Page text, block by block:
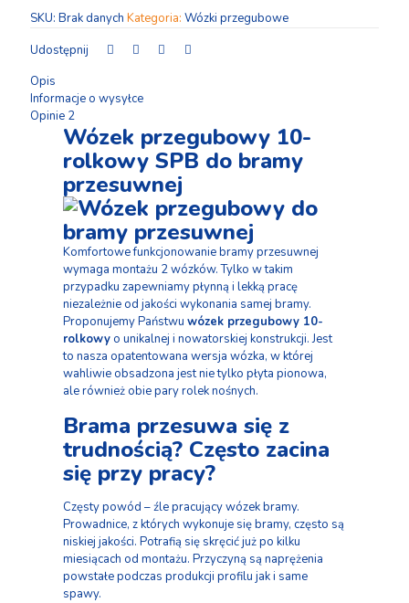
MODEL
SKU: Brak danych Kategoria: Wózki przegubowe
Udostępnij
Opis
Informacje o wysyłce
Opinie 2
Wózek przegubowy 10-
rolkowy SPB do bramy
przesuwnej
Komfortowe funkcjonowanie bramy przesuwnej
wymaga montażu 2 wózków. Tylko w takim
przypadku zapewniamy płynną i lekką pracę
niezależnie od jakości wykonania samej bramy.
Proponujemy Państwuwózek przegubowy 10-
rolkowy o unikalnej i nowatorskiej konstrukcji. Jest
to nasza opatentowana wersja wózka, w której
wahliwie obsadzona jest nie tylko płyta pionowa,
ale również obie pary rolek nośnych.
Brama przesuwa się z
trudnością? Często zacina
się przy pracy?
Częsty powód – źle pracujący wózek bramy.
Prowadnice, z których wykonuje się bramy, często są
niskiej jakości. Potrafią się skręcić już po kilku
miesiącach od montażu. Przyczyną są naprężenia
powstałe podczas produkcji profilu jak i same
spawy.